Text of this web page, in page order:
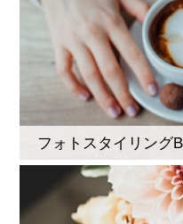
フォトスタイリング